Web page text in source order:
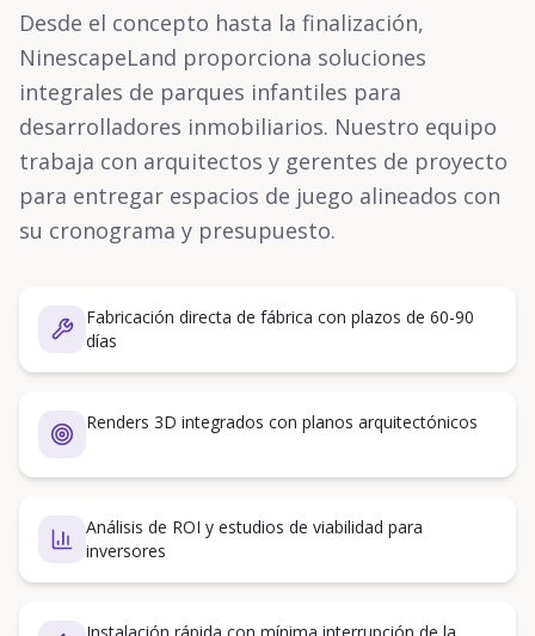
Desde el concepto hasta la finalización,
NinescapeLand proporciona soluciones
integrales de parques infantiles para
desarrolladores inmobiliarios. Nuestro equipo
trabaja con arquitectos y gerentes de proyecto
para entregar espacios de juego alineados con
su cronograma y presupuesto.
Fabricación directa de fábrica con plazos de 60-90
días
Renders 3D integrados con planos arquitectónicos
Análisis de ROI y estudios de viabilidad para
inversores